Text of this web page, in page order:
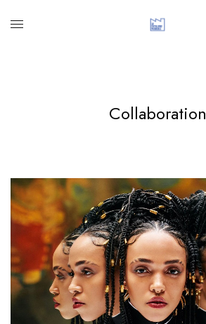
Collaboration